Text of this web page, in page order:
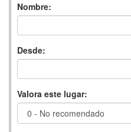
Nombre:
Desde:
Valora este lugar: